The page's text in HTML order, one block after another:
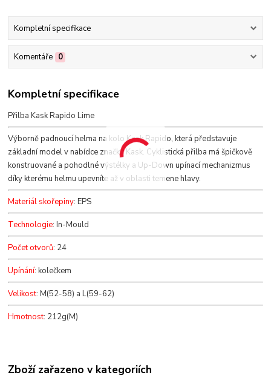
Kompletní specifikace
Komentáře 0
Kompletní specifikace
Přilba Kask Rapido Lime
Výborně padnoucí helma na kolo Kask Rapido, která představuje
základní model v nabídce značka Kask. Cyklistická přilba má špičkově
konstruované a pohodlné výstélky a Up-Down upínací mechanizmus
díky kterému helmu upevníte až v oblasti temene hlavy.
Materiál skořepiny: EPS
Technologie: In-Mould
Počet otvorů: 24
Upínání: kolečkem
Velikost: M(52-58) a L(59-62)
Hmotnost: 212g(M)
Zboží zařazeno v kategoriích